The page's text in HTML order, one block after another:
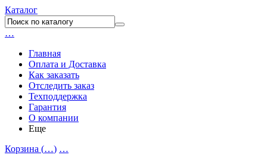
Каталог
…
Главная
Оплата и Доставка
Как заказать
Отследить заказ
Техподдержка
Гарантия
О компании
Еще
Корзина (…) …